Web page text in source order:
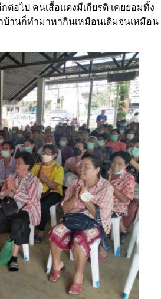
อไป คนเสื้อแดงมีเกียรติ เคยยอมทิ้ง
านก็ทำมาหากินเหมือนเดิมจนเหมือน